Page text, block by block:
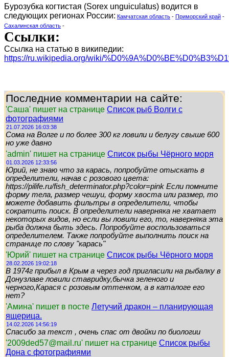
Бурозубка когтистая (Sorex unguiculatus) водится в
следующих регионах России: Камчатская область - Приморский край -
Сахалинская область -
Ссылки:
Ссылка на статью в википедии:
https://ru.wikipedia.org/wiki/
Последние комментарии на сайте:
'Саша' пишет на странице Список рыб Волги с
фотографиями
21.07.2026 16:03:38
Сома на Волге и по более 300 кг ловили и белугу свыше 600
но уже давно
'admin' пишет на странице Список рыбы Чёрного моря
01.03.2026 12:33:56
Юрий, не знаю что за карась, попробуйте отыскать в
определители, начав с розового цвета:
https://pilife.ru/fish_determinator.php?color=pink Если помните
форму тела, размер чешуи, форму хвоста или размер, то
можете добавить фильтры в определители, чтобы
сократить поиск. В определители наверняка не хватает
некоторых видов, но если вы ловили его, то, наверняка эта
рыба должна быть здесь. Попробуйте воспользоваться
определителем. Также попробуйте выполнить поиск на
странице по слову "карась"
'Юрий' пишет на странице Список рыбы Чёрного моря
28.02.2026 19:02:18
В 1974г прибыл в Крым а через год пригласили на рыбалку в
Донузлаве ловили ставридку,бычка зеленого и
черного,Карася с розовым оттенком, а в каталоге его
нет?
'Амина' пишет в посте Летучий дракон – планирующая
ящерица.
14.02.2026 14:56:19
Спасибо за текст , очень спас от двойки по биологии
'2009ded57@mail.ru' пишет на странице Список рыбы
Дона с фотографиями